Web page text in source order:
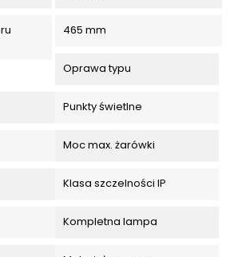
465 mm
Oprawa typu
Punkty świetlne
Moc max. żarówki
Klasa szczelności IP
Kompletna lampa